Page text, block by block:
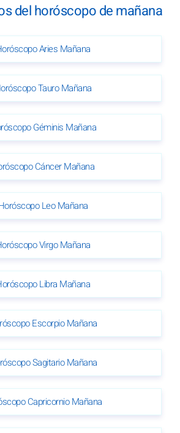
del horóscopo de mañana
Aries Mañana
Tauro Mañana
Géminis Mañana
Cáncer Mañana
Leo Mañana
Virgo Mañana
Libra Mañana
Escorpio Mañana
Sagitario Mañana
Capricornio Mañana